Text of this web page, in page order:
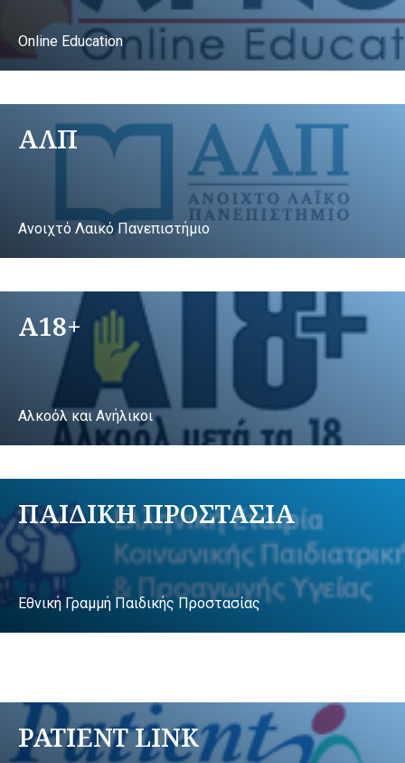
Online Education
ΑΛΠ
Ανοιχτό Λαικό Πανεπιστήμιο
A18+
Αλκοόλ και Ανήλικοι
ΠΑΙΔΙΚΗ ΠΡΟΣΤΑΣΙΑ
Εθνική Γραμμή Παιδικής Προστασίας
PATIENT LINK